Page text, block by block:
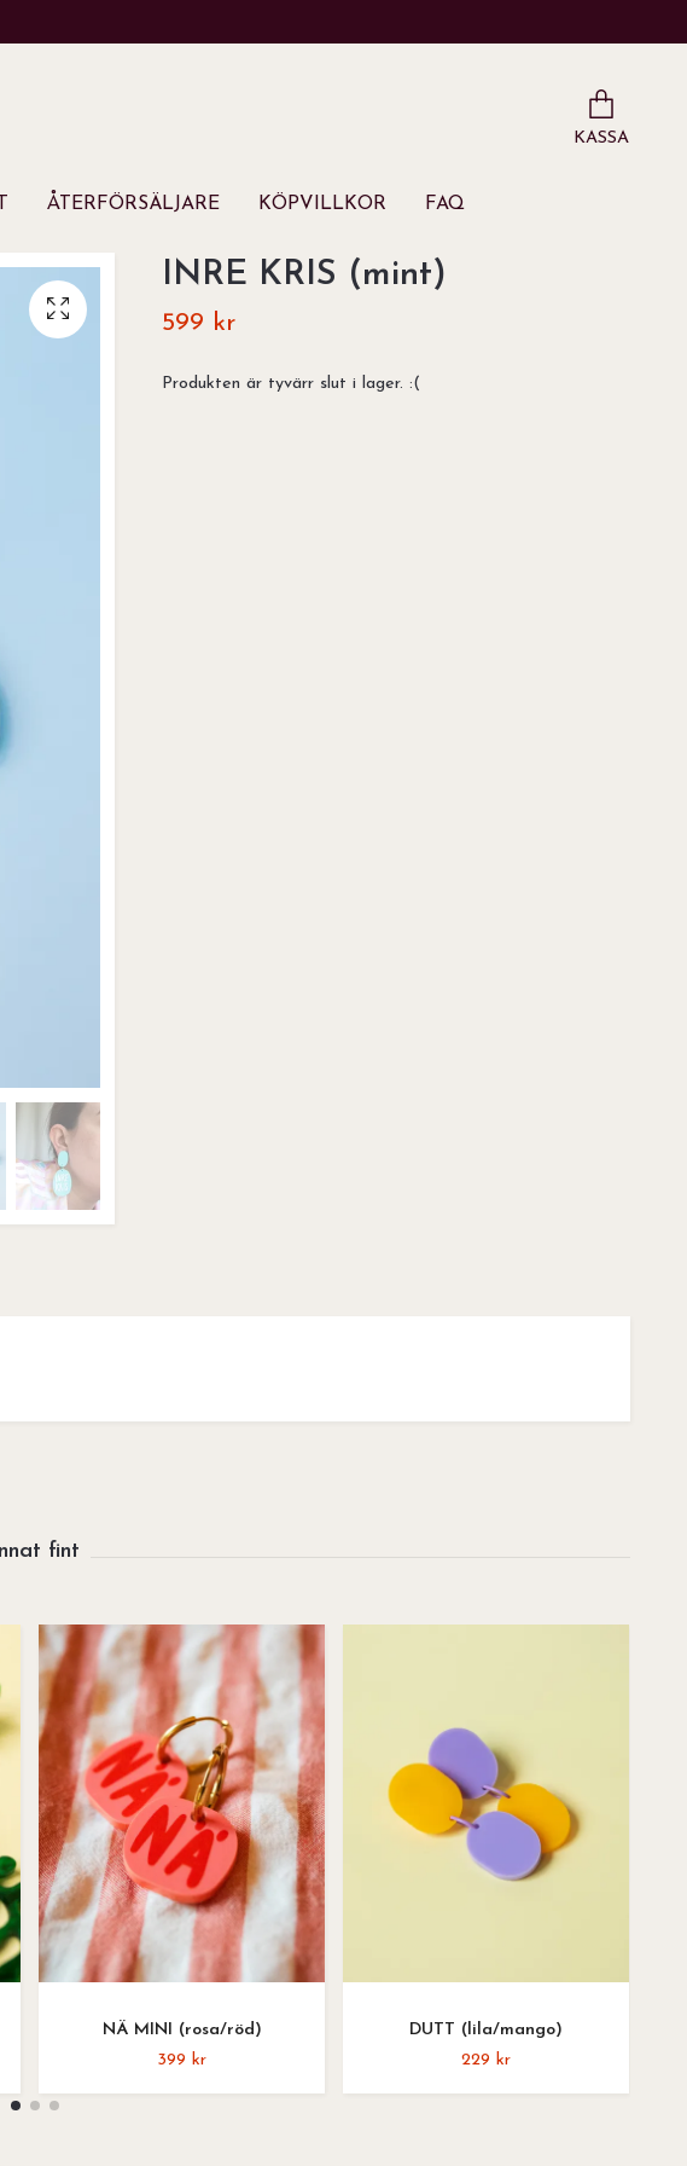
KASSA
ÅTERFÖRSÄLJARE KÖPVILLKOR FAQ
INRE KRIS (mint)
599 kr
Produkten är tyvärr slut i lager. :(
NÄ MINI (rosa/röd)
399 kr
DUTT (lila/mango)
229 kr